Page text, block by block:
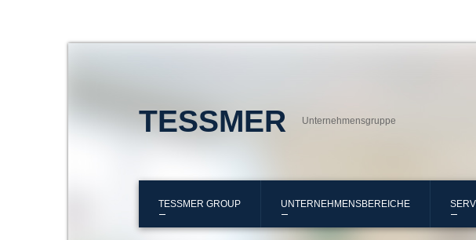
TESSMER Unternehmensgruppe
TESSMER GROUP UNTERNEHMENSBEREICHE